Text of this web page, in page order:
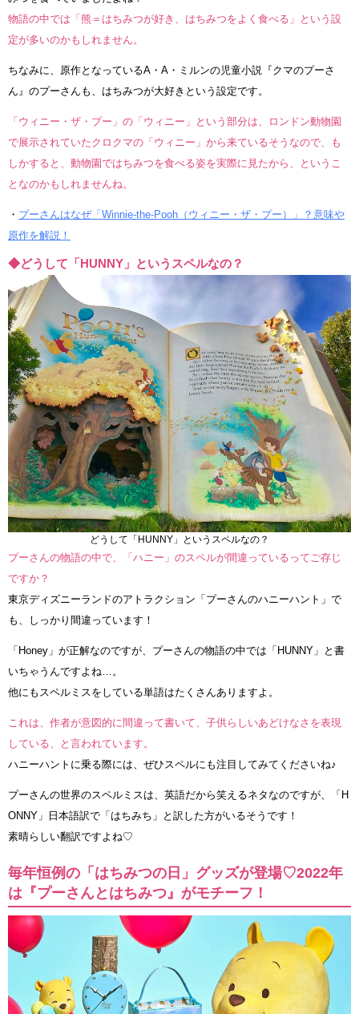
物語の中では「熊＝はちみつが好き、はちみつをよく食べる」という設
定が多いのかもしれません。
ちなみに、原作となっているA・A・ミルンの児童小説『クマのプーさ
ん』のプーさんも、はちみつが大好きという設定です。
「ウィニー・ザ・プー」の「ウィニー」という部分は、ロンドン動物園
で展示されていたクロクマの「ウィニー」から来ているそうなので、も
しかすると、動物園ではちみつを食べる姿を実際に見たから、というこ
となのかもしれませんね。
・ プーさんはなぜ「Winnie-the-Pooh（ウィニー・ザ・プー）」？意味や
原作を解説！
◆どうして「HUNNY」というスペルなの？
どうして「HUNNY」というスペルなの？
プーさんの物語の中で、「ハニー」のスペルが間違っているってご存じ
ですか？
東京ディズニーランドのアトラクション「プーさんのハニーハント」で
も、しっかり間違っています！
「Honey」が正解なのですが、プーさんの物語の中では「HUNNY」と書
いちゃうんですよね…。
他にもスペルミスをしている単語はたくさんありますよ。
これは、作者が意図的に間違って書いて、子供らしいあどけなさを表現
している、と言われています。
ハニーハントに乗る際には、ぜひスペルにも注目してみてくださいね♪
プーさんの世界のスペルミスは、英語だから笑えるネタなのですが、「H
ONNY」日本語訳で「はちみち」と訳した方がいるそうです！
素晴らしい翻訳ですよね♡
毎年恒例の「はちみつの日」グッズが登場♡2022年
は『プーさんとはちみつ』がモチーフ！